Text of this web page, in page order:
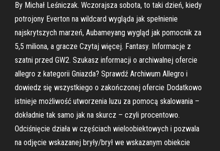
By Michał Leśniczak. Wczorajsza sobota, to taki dzień, kiedy
potrojony Everton na wildcard wygląda jak spełnienie
najskrytszych marzeń, Aubameyang wygląd jak pomocnik za
5,5 miliona, a gracze Czytaj więcej. Fantasy. Informacje z
szatni przed GW2. Szukasz informacji o archiwalnej ofercie
allegro z kategorii Gniazda? Sprawdź Archiwum Allegro i
dowiedz się wszystkiego o zakończonej ofercie Dodatkowo
istnieje możliwość utworzenia luzu za pomocą skalowania –
dokładnie tak samo jak na skurcz – czyli procentowo.
Odciśnięcie działa w częściach wieloobiektowych i pozwala
na odjęcie wskazanej bryły/brył we wskazanym obiekcie